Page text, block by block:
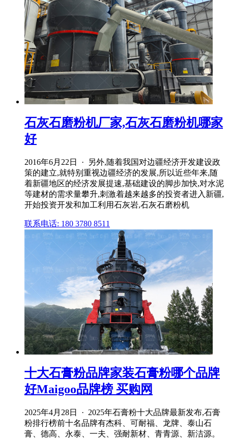
石灰石磨粉机厂家,石灰石磨粉机哪家
好
2016年6月22日 · 另外,随着我国对边疆经济开发建设政
策的建立,就特别重视边疆经济的发展,所以近些年来,随
着新疆地区的经济发展提速,基础建设的脚步加快,对水泥
等建材的需求量攀升,刺激着越来越多的投资者进入新疆,
开始投资开发和加工利用石灰岩,石灰石磨粉机
联系电话: 180 3780 8511
十大石膏粉品牌家装石膏粉哪个品牌
好Maigoo品牌榜 买购网
2025年4月28日 · 2025年石膏粉十大品牌最新发布,石膏
粉排行榜前十名品牌有杰科、可耐福、龙牌、泰山石
膏、德高、永泰、一夫、强耐新材、青青源、新洁源。